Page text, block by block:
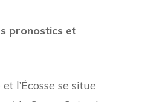
pronostics et
l’Écosse se situe